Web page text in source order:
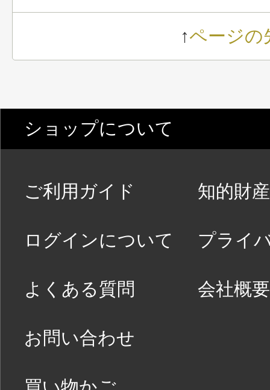
↑ページの
ショップについて
ご利用ガイド
ログインについて
よくある質問
お問い合わせ
知的財産
プライ
会社概要